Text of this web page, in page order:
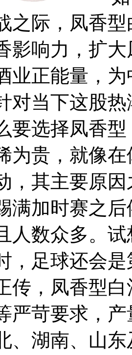
之际，凤香
影响力，扩
业正能量，
对当下这股
选择凤香型
贵，就像在
，其主要原
满加时赛之
人数众多。
，足球还会
，凤香型白
严苛要求，
、湖南、山